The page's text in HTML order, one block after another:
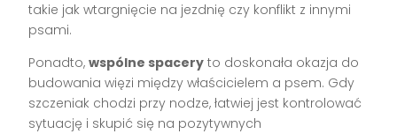
takie jak wtargnięcie na jezdnię czy konflikt z innymi
psami.
Ponadto,wspólne spacery to doskonała okazja do
budowania więzi między właścicielem a psem. Gdy
szczeniak chodzi przy nodze, łatwiej jest kontrolować
sytuację i skupić się na pozytywnych